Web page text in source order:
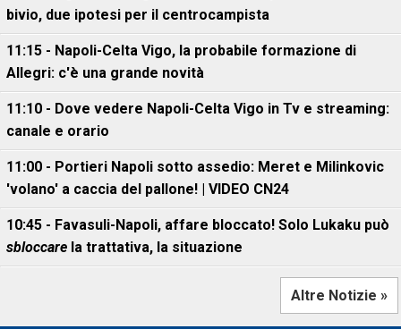
bivio, due ipotesi per il centrocampista
11:15 - Napoli-Celta Vigo, la probabile formazione di
Allegri: c'è una grande novità
11:10 - Dove vedere Napoli-Celta Vigo in Tv e streaming:
canale e orario
11:00 - Portieri Napoli sotto assedio: Meret e Milinkovic
'volano' a caccia del pallone! | VIDEO CN24
10:45 - Favasuli-Napoli, affare bloccato! Solo Lukaku può
sbloccare la trattativa, la situazione
Altre Notizie »